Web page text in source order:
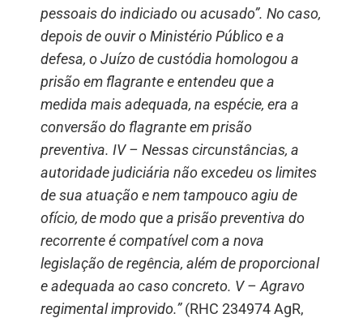
pessoais do indiciado ou acusado”. No caso,
depois de ouvir o Ministério Público e a
defesa, o Juízo de custódia homologou a
prisão em flagrante e entendeu que a
medida mais adequada, na espécie, era a
conversão do flagrante em prisão
preventiva. IV – Nessas circunstâncias, a
autoridade judiciária não excedeu os limites
de sua atuação e nem tampouco agiu de
ofício, de modo que a prisão preventiva do
recorrente é compatível com a nova
legislação de regência, além de proporcional
e adequada ao caso concreto. V – Agravo
regimental improvido.”(RHC 234974 AgR,